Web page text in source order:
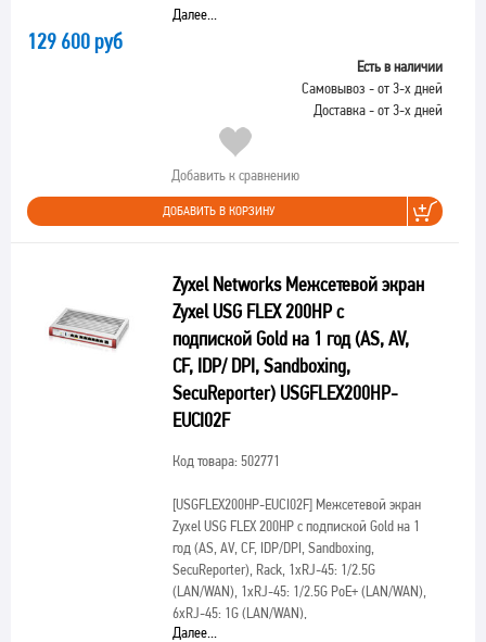
Далее...
129 600 руб
Есть в наличии
Самовывоз - от 3-х дней
Доставка - от 3-х дней
Добавить к сравнению
ДОБАВИТЬ В КОРЗИНУ
Zyxel Networks Межсетевой экран
Zyxel USG FLEX 200HP с
подпиской Gold на 1 год (AS, AV,
CF, IDP/ DPI, Sandboxing,
SecuReporter) USGFLEX200HP-
EUCI02F
Код товара: 502771
[USGFLEX200HP-EUCI02F]Межсетевой экран
Zyxel USG FLEX 200HP с подпиской Gold на 1
год (AS, AV, CF, IDP/DPI, Sandboxing,
SecuReporter), Rack, 1xRJ-45: 1/2.5G
(LAN/WAN), 1xRJ-45: 1/2.5G PoE+ (LAN/WAN),
6xRJ-45: 1G (LAN/WAN),
Далее...